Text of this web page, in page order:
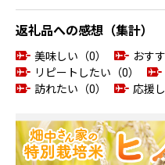
返礼品への感想（集計）
美味しい（0）
おす
リピートしたい（0）
訪れたい（0）
応援